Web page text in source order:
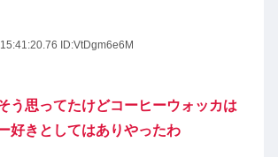
ID:VtDgm6e6M
う思ってたけどコーヒーウォッカは
好きとしてはありやったわ